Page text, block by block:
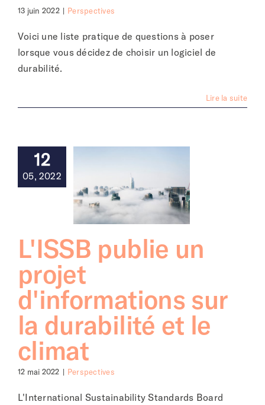
13 juin 2022 | Perspectives
Voici une liste pratique de questions à poser
lorsque vous décidez de choisir un logiciel de
durabilité.
Lire la suite
12
05, 2022
L'ISSB publie un
projet
d'informations sur
la durabilité et le
climat
12 mai 2022 | Perspectives
L'International Sustainability Standards Board